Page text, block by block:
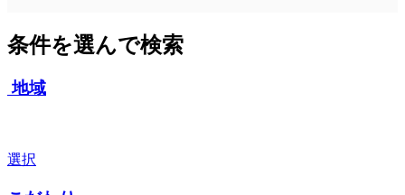
条件を選んで検索
地域
選択